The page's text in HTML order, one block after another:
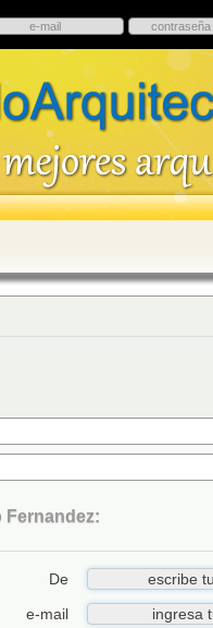
Fernandez:
De
e-mail